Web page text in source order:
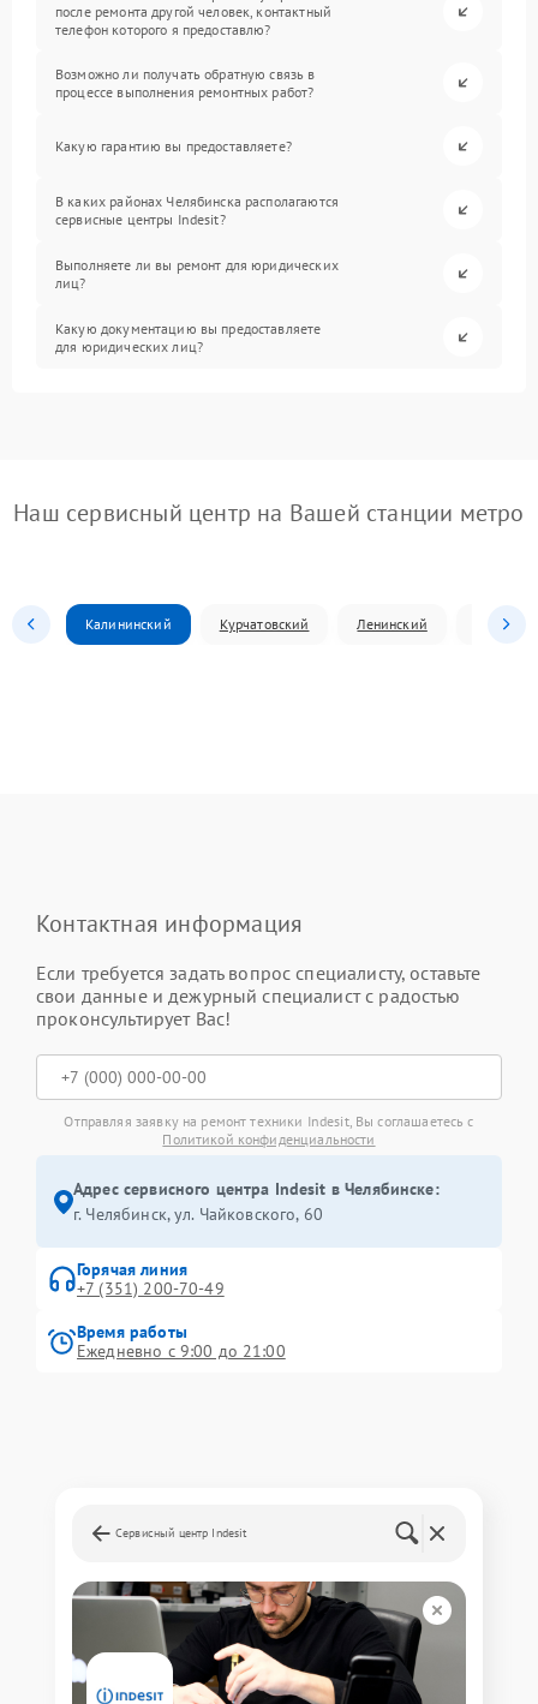
после ремонта другой человек, контактный
телефон которого я предоставлю?
Возможно ли получать обратную связь в
процессе выполнения ремонтных работ?
Какую гарантию вы предоставляете?
В каких районах Челябинска располагаются
сервисные центры Indesit?
Выполняете ли вы ремонт для юридических
лиц?
Какую документацию вы предоставляете
для юридических лиц?
Наш сервисный центр на Вашей станции метро
Калининский Курчатовский Ленинский
Контактная информация
Если требуется задать вопрос специалисту, оставьте
свои данные и дежурный специалист с радостью
проконсультирует Вас!
Отправляя заявку на ремонт техники Indesit, Вы соглашаетесь с
Политикой конфиденциальности
Адрес сервисного центра Indesit в Челябинске:
г. Челябинск, ул. Чайковского, 60
Горячая линия
+7 (351) 200-70-49
Время работы
Ежедневно с 9:00 до 21:00
Сервисный центр Indesit